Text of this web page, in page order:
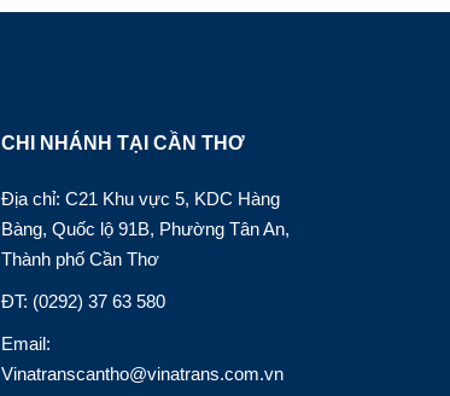
CHI NHÁNH TẠI CẦN THƠ
Địa chỉ: C21 Khu vực 5, KDC Hàng
Bàng, Quốc lộ 91B, Phường Tân An,
Thành phố Cần Thơ
ĐT: (0292) 37 63 580
Email:
Vinatranscantho@vinatrans.com.vn